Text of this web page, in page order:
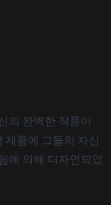
의 완벽한 작풍이
품에 그들의 자신
에 의해 디자인되었